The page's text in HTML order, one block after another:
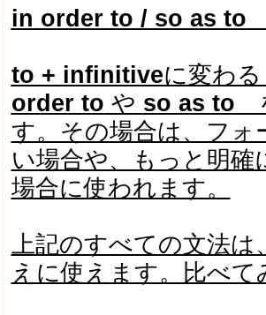
in order to / so as to
to + infinitiveに変わ
order to や so as to
す。その場合は、フォ
い場合や、もっと明確
場合に使われます。
上記のすべての文法は
えに使えます。比べて